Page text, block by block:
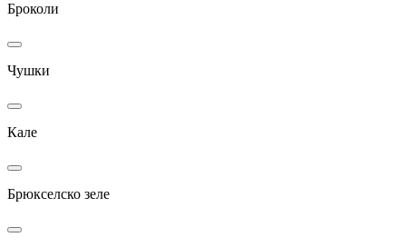
Броколи
Чушки
Кале
Брюкселско зеле